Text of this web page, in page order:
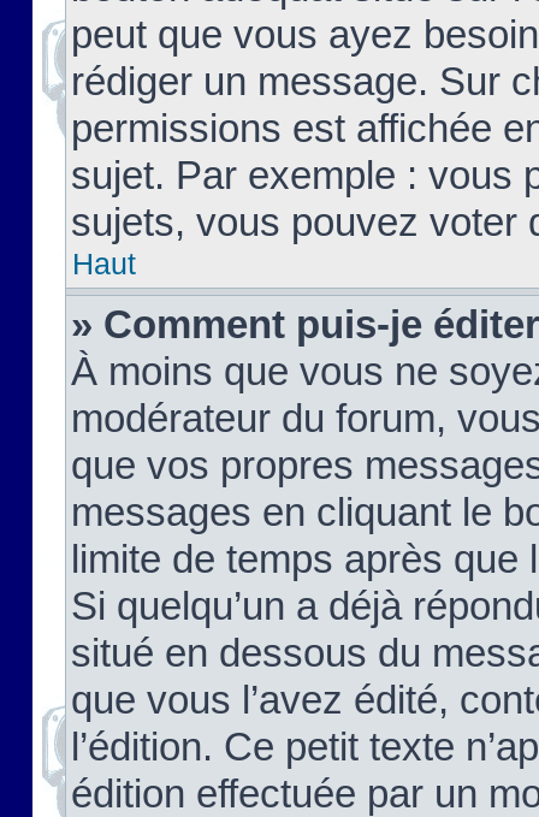
peut que vous ayez
rédiger un message. Sur
permissions est affichée
sujet. Par exemple : vous
sujets, vous pouvez voter
Haut
» Comment puis-je
À moins que vous ne
modérateur du forum,
que vos propres
messages en cliquant le
limite de temps après que
Si quelqu’un a déjà
situé en dessous du
que vous l’avez édité,
l’édition. Ce petit texte
édition effectuée par un